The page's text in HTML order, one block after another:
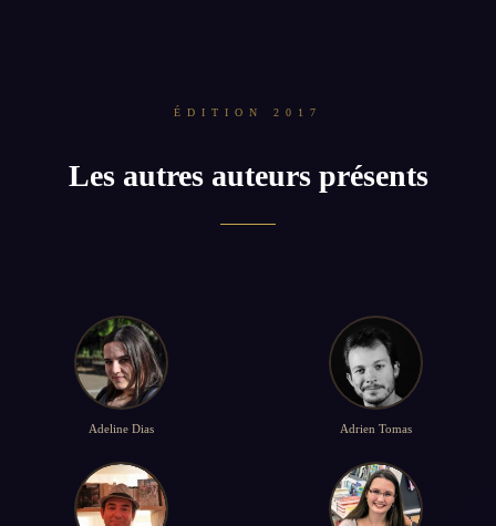
ÉDITION 2017
Les autres auteurs présents
Adeline Dias Adrien Tomas